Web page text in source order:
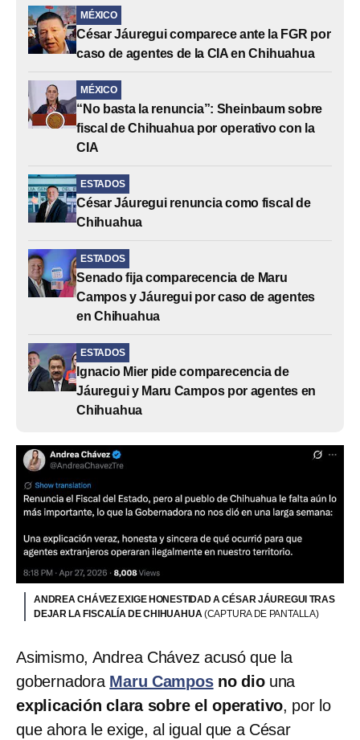
MÉXICO
César Jáuregui comparece ante la FGR por
caso de agentes de la CIA en Chihuahua
MÉXICO
“No basta la renuncia”: Sheinbaum sobre
fiscal de Chihuahua por operativo con la
CIA
ESTADOS
César Jáuregui renuncia como fiscal de
Chihuahua
ESTADOS
Senado fija comparecencia de Maru
Campos y Jáuregui por caso de agentes
en Chihuahua
ESTADOS
Ignacio Mier pide comparecencia de
Jáuregui y Maru Campos por agentes en
Chihuahua
ANDREA CHÁVEZ EXIGE HONESTIDAD A CÉSAR JÁUREGUI TRAS
DEJAR LA FISCALÍA DE CHIHUAHUA (CAPTURA DE PANTALLA)
Asimismo, Andrea Chávez acusó que la
gobernadora Maru Camposno diouna
explicación clara sobre el operativo, por lo
que ahora le exige, al igual que a César